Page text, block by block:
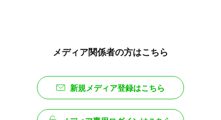
メディア関係者の方はこちら
新規メディア登録はこちら